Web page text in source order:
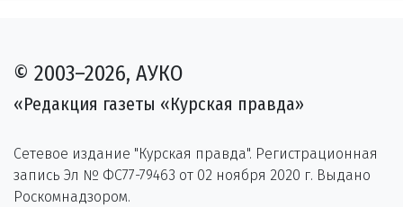
© 2003–2026, АУКО
«Редакция газеты «Курская правда»
Сетевое издание "Курская правда". Регистрационная
запись Эл № ФС77-79463 от 02 ноября 2020 г. Выдано
Роскомнадзором.